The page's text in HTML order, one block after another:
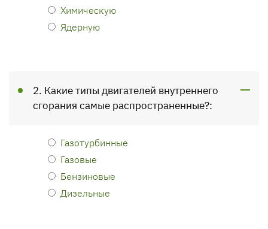
Химическую
Ядерную
2. Какие типы двигателей внутреннего
сгорания самые распространенные?:
Газотурбинные
Газовые
Бензиновые
Дизельные